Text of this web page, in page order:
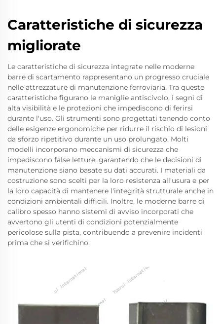
Caratteristiche di sicurezza
migliorate
Le caratteristiche di sicurezza integrate nelle moderne
barre di scartamento rappresentano un progresso cruciale
nelle attrezzature di manutenzione ferroviaria. Tra queste
caratteristiche figurano le maniglie antiscivolo, i segni di
alta visibilità e le protezioni che impediscono di ferirsi
durante l'uso. Gli strumenti sono progettati tenendo conto
delle esigenze ergonomiche per ridurre il rischio di lesioni
da sforzo ripetitivo durante un uso prolungato. Molti
modelli incorporano meccanismi di sicurezza che
impediscono false letture, garantendo che le decisioni di
manutenzione siano basate su dati accurati. I materiali da
costruzione sono scelti per la loro resistenza all'usura e per
la loro capacità di mantenere l'integrità strutturale anche in
condizioni ambientali difficili. Inoltre, le moderne barre di
calibro spesso hanno sistemi di avviso incorporati che
avvertono gli utenti di condizioni potenzialmente
pericolose sulla pista, contribuendo a prevenire incidenti
prima che si verifichino.